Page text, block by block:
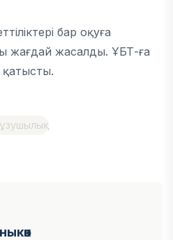
бар оқуға
жағдай жасалды. ҰБТ-ға